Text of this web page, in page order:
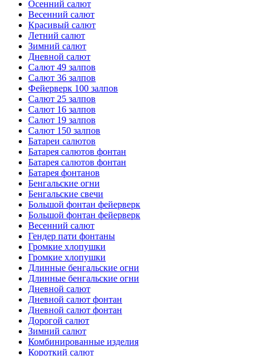
Осенний салют
Весенний салют
Красивый салют
Летний салют
Зимний салют
Дневной салют
Салют 49 залпов
Салют 36 залпов
Фейерверк 100 залпов
Салют 25 залпов
Салют 16 залпов
Салют 19 залпов
Салют 150 залпов
Батареи салютов
Батарея салютов фонтан
Батарея салютов фонтан
Батарея фонтанов
Бенгальские огни
Бенгальские свечи
Большой фонтан фейерверк
Большой фонтан фейерверк
Весенний салют
Гендер пати фонтаны
Громкие хлопушки
Громкие хлопушки
Длинные бенгальские огни
Длинные бенгальские огни
Дневной салют
Дневной салют фонтан
Дневной салют фонтан
Дорогой салют
Зимний салют
Комбинированные изделия
Короткий салют